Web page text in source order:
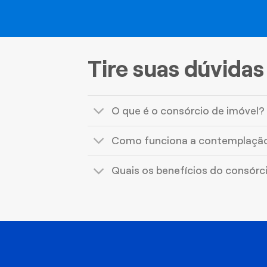
Tire suas dúvidas
O que é o consórcio de imóvel?
Como funciona a
Quais os benefícios do